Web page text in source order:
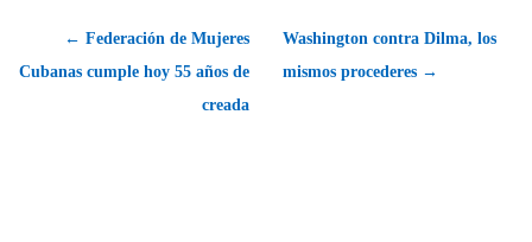
← Federación de Mujeres
Cubanas cumple hoy 55 años de
creada
Washington contra Dilma, los
mismos procederes →